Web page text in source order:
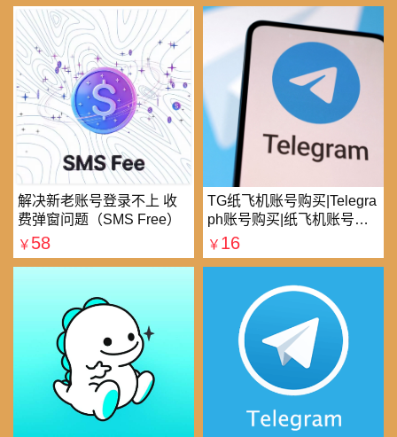
解决新老账号登录不上 收
费弹窗问题（SMS Free）
￥ 58
TG纸飞机账号购买|Telegra
ph账号购买|纸飞机账号购
买|电报账号购买
￥ 16